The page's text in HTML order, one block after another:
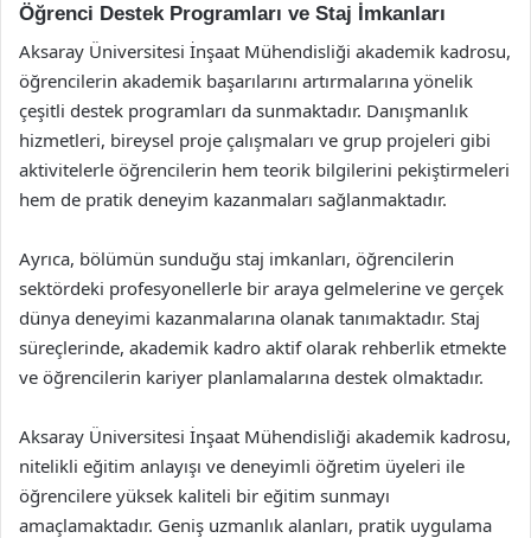
Öğrenci Destek Programları ve Staj İmkanları
Aksaray Üniversitesi İnşaat Mühendisliği akademik kadrosu,
öğrencilerin akademik başarılarını artırmalarına yönelik
çeşitli destek programları da sunmaktadır. Danışmanlık
hizmetleri, bireysel proje çalışmaları ve grup projeleri gibi
aktivitelerle öğrencilerin hem teorik bilgilerini pekiştirmeleri
hem de pratik deneyim kazanmaları sağlanmaktadır.
Ayrıca, bölümün sunduğu staj imkanları, öğrencilerin
sektördeki profesyonellerle bir araya gelmelerine ve gerçek
dünya deneyimi kazanmalarına olanak tanımaktadır. Staj
süreçlerinde, akademik kadro aktif olarak rehberlik etmekte
ve öğrencilerin kariyer planlamalarına destek olmaktadır.
Aksaray Üniversitesi İnşaat Mühendisliği akademik kadrosu,
nitelikli eğitim anlayışı ve deneyimli öğretim üyeleri ile
öğrencilere yüksek kaliteli bir eğitim sunmayı
amaçlamaktadır. Geniş uzmanlık alanları, pratik uygulama